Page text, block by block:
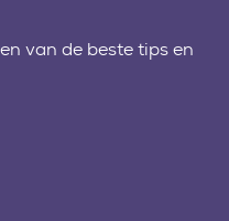
van de beste tips en